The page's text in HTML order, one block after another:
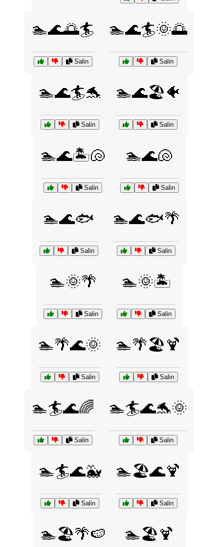
🏊🌊🌅🏄
Salin
🏊🌊🏄🌞🌅
Salin
🏊🌊🏄🐬
Salin
🏊🌊🏖️🐠
Salin
🏊🌊🏝️🐚
Salin
🏊🌊🐚
Salin
🏊🌊🐟
Salin
🏊🌊🐟🌴
Salin
🏊🌞🌴
Salin
🏊🌞🏝️
Salin
🏊🌴🌊🌞
Salin
🏊🌴🏖️🍹
Salin
🏊🏄🌊🌈
Salin
🏊🏄🌊🐬🌞
Salin
🏊🏄🌊🐳
Salin
🏊🏖️🌊🍹
Salin
🏊🏖️🌴🍉 🏊🏖️🍹